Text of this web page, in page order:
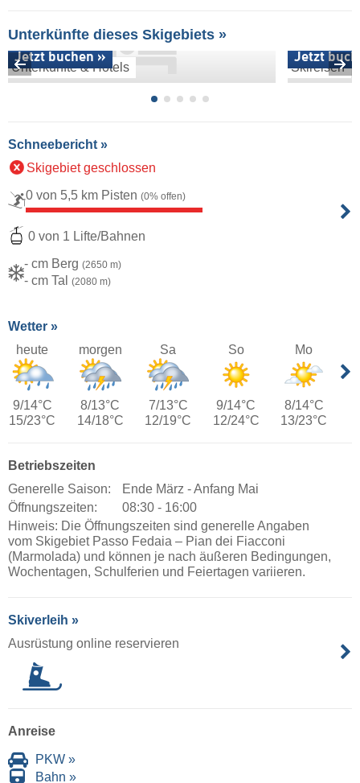
Unterkünfte dieses Skigebiets »
Unterkünfte & Hotels
Jetzt buchen »
Skireisen
Jetzt
Schneebericht »
Skigebiet geschlossen
0 von 5,5 km Pisten (0% offen)
0 von 1 Lifte/Bahnen
- cm Berg (2650 m)
- cm Tal (2080 m)
Wetter »
heute
9/14°C
15/23°C
morgen
8/13°C
14/18°C
Sa
7/13°C
12/19°C
So
9/14°C
12/24°C
Mo
8/14°C
13/23°C
Betriebszeiten
Generelle Saison:
Ende März - Anfang Mai
Öffnungszeiten:
08:30 - 16:00
Hinweis: Die Öffnungszeiten sind generelle Angaben
vom Skigebiet Passo Fedaia – Pian dei Fiacconi
(Marmolada) und können je nach äußeren Bedingungen,
Wochentagen, Schulferien und Feiertagen variieren.
Skiverleih »
Ausrüstung online reservieren
Anreise
PKW »
Bahn »